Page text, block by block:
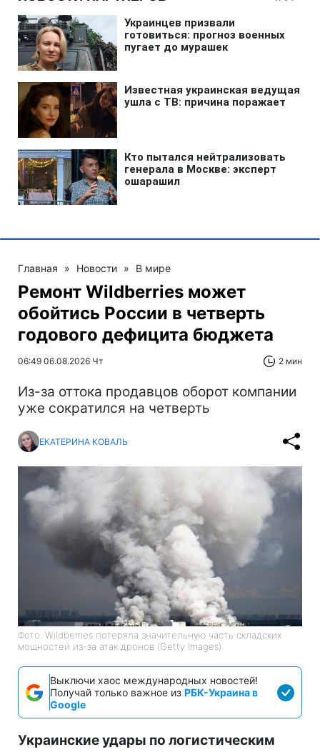
Главная » Новости » В мире
Ремонт Wildberries может
обойтись России в четверть
годового дефицита бюджета
06:49 06.08.2026 Чт 2 мин
Из-за оттока продавцов оборот компании
уже сократился на четверть
ЕКАТЕРИНА КОВАЛЬ
Фото: Wildberries потеряла значительную часть складских
мощностей из-за атак дронов (Getty Images)
Выключи хаос международных новостей!
Получай только важное из РБК-Украина в
Google
Украинские удары по логистическим